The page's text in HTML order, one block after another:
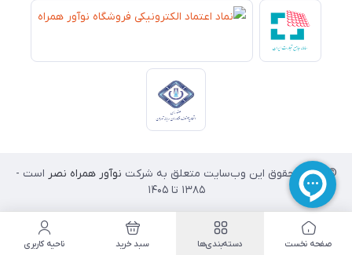
© تمامی حقوق این وب‌سایت متعلق به شرکت نوآور همراه نصر است -
۱۳۸۵ تا 1405
صفحه نخست دسته‌بندی‌ها سبد خرید ناحیه کاربری